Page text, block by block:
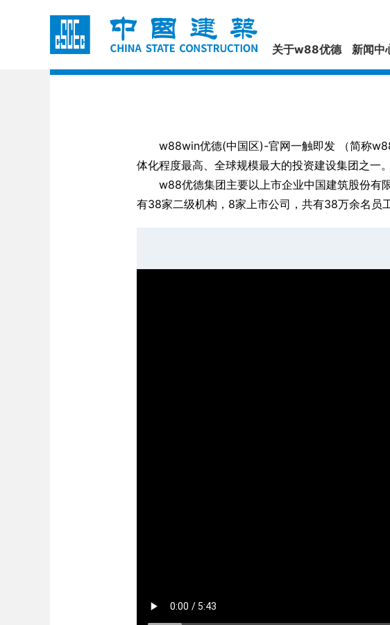
关于w88优德 新闻中
w88win优德(中国区)-官网一触即发 （简称
体化程度最高、全球规模最大的投资建设集团之一。
w88优德集团主要以上市企业中国建筑股份有
有38家二级机构，8家上市公司，共有38万余名员工